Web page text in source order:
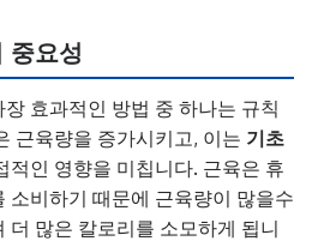
중요성
효과적인 방법 중 하나는 규칙
근육량을 증가시키고, 이는 기초
적인 영향을 미칩니다. 근육은 휴
소비하기 때문에 근육량이 많을수
더 많은 칼로리를 소모하게 됩니